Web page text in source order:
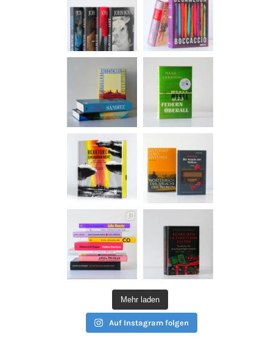
Mehr laden
Auf Instagram folgen